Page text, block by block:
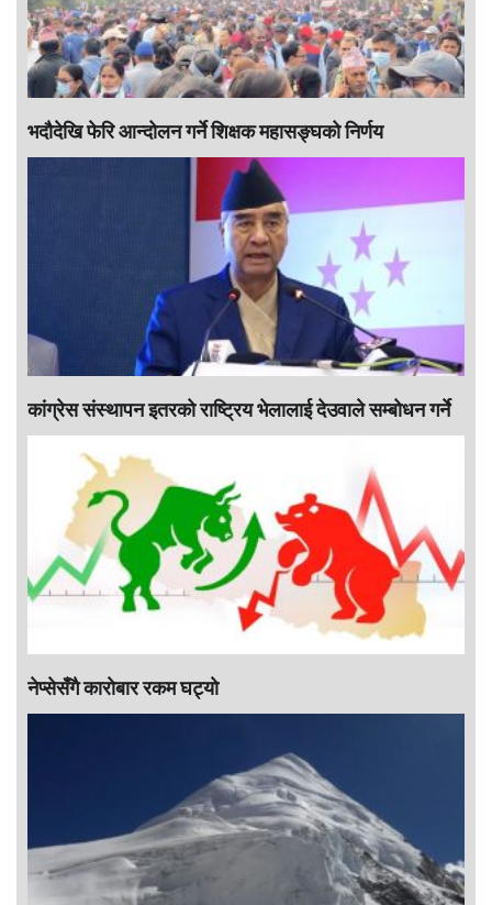
भदौदेखि फेरि आन्दोलन गर्ने शिक्षक महासङ्घको निर्णय
कांग्रेस संस्थापन इतरको राष्ट्रिय भेलालाई देउवाले सम्बोधन गर्ने
नेप्सेसँगै काराेबार रकम घट्याे